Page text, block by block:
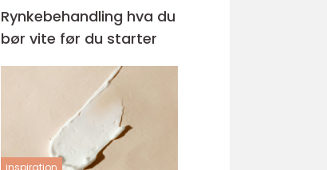
Rynkebehandling hva du
bør vite før du starter
inspiration